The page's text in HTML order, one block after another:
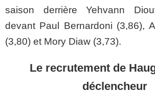
saison derrière Yehvann
devant Paul Bernardoni (3,86),
(3,80) et Mory Diaw (3,73).
Le recrutement de
déclencheur